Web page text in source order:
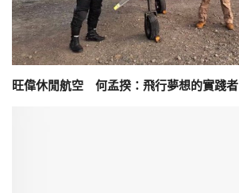
旺偉休閒航空 何孟揆：飛行夢想的實踐者